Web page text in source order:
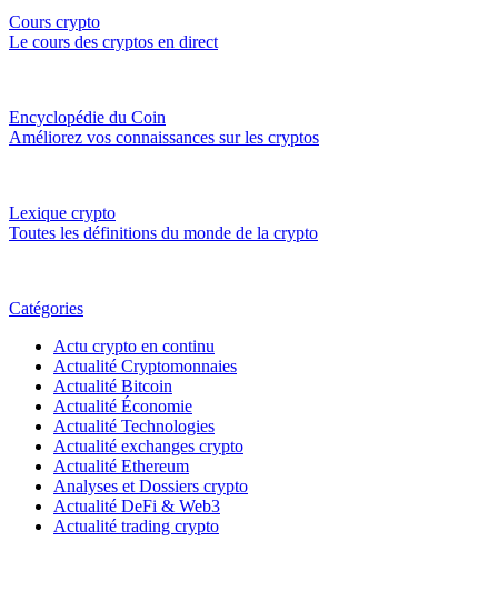
Cours crypto
Le cours des cryptos en direct
Encyclopédie du Coin
Améliorez vos connaissances sur les cryptos
Lexique crypto
Toutes les définitions du monde de la crypto
Catégories
Actu crypto en continu
Actualité Cryptomonnaies
Actualité Bitcoin
Actualité Économie
Actualité Technologies
Actualité exchanges crypto
Actualité Ethereum
Analyses et Dossiers crypto
Actualité DeFi & Web3
Actualité trading crypto